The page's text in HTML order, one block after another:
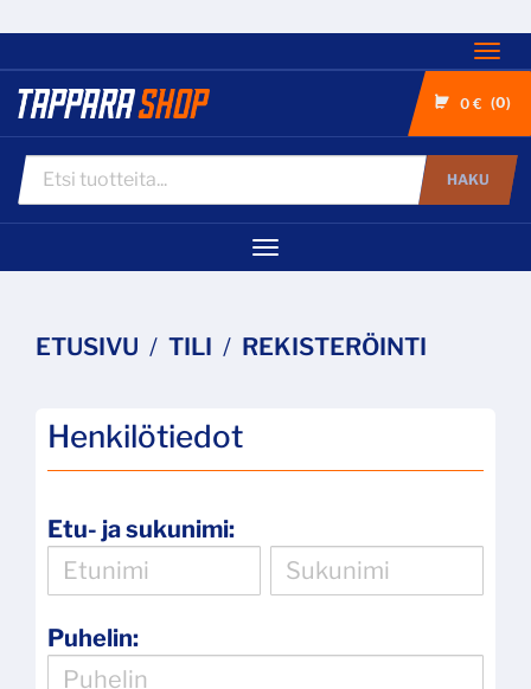
0 € 0
HAKU
Navigaatio
ETUSIVU TILI REKISTERÖINTI
Henkilötiedot
Etu- ja sukunimi:
Puhelin: